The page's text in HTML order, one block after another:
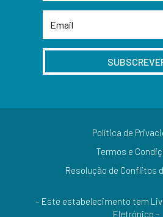
Política de
Termos e
Resolução de Conflitos
– Este estabelecimento tem
Eletrónico –